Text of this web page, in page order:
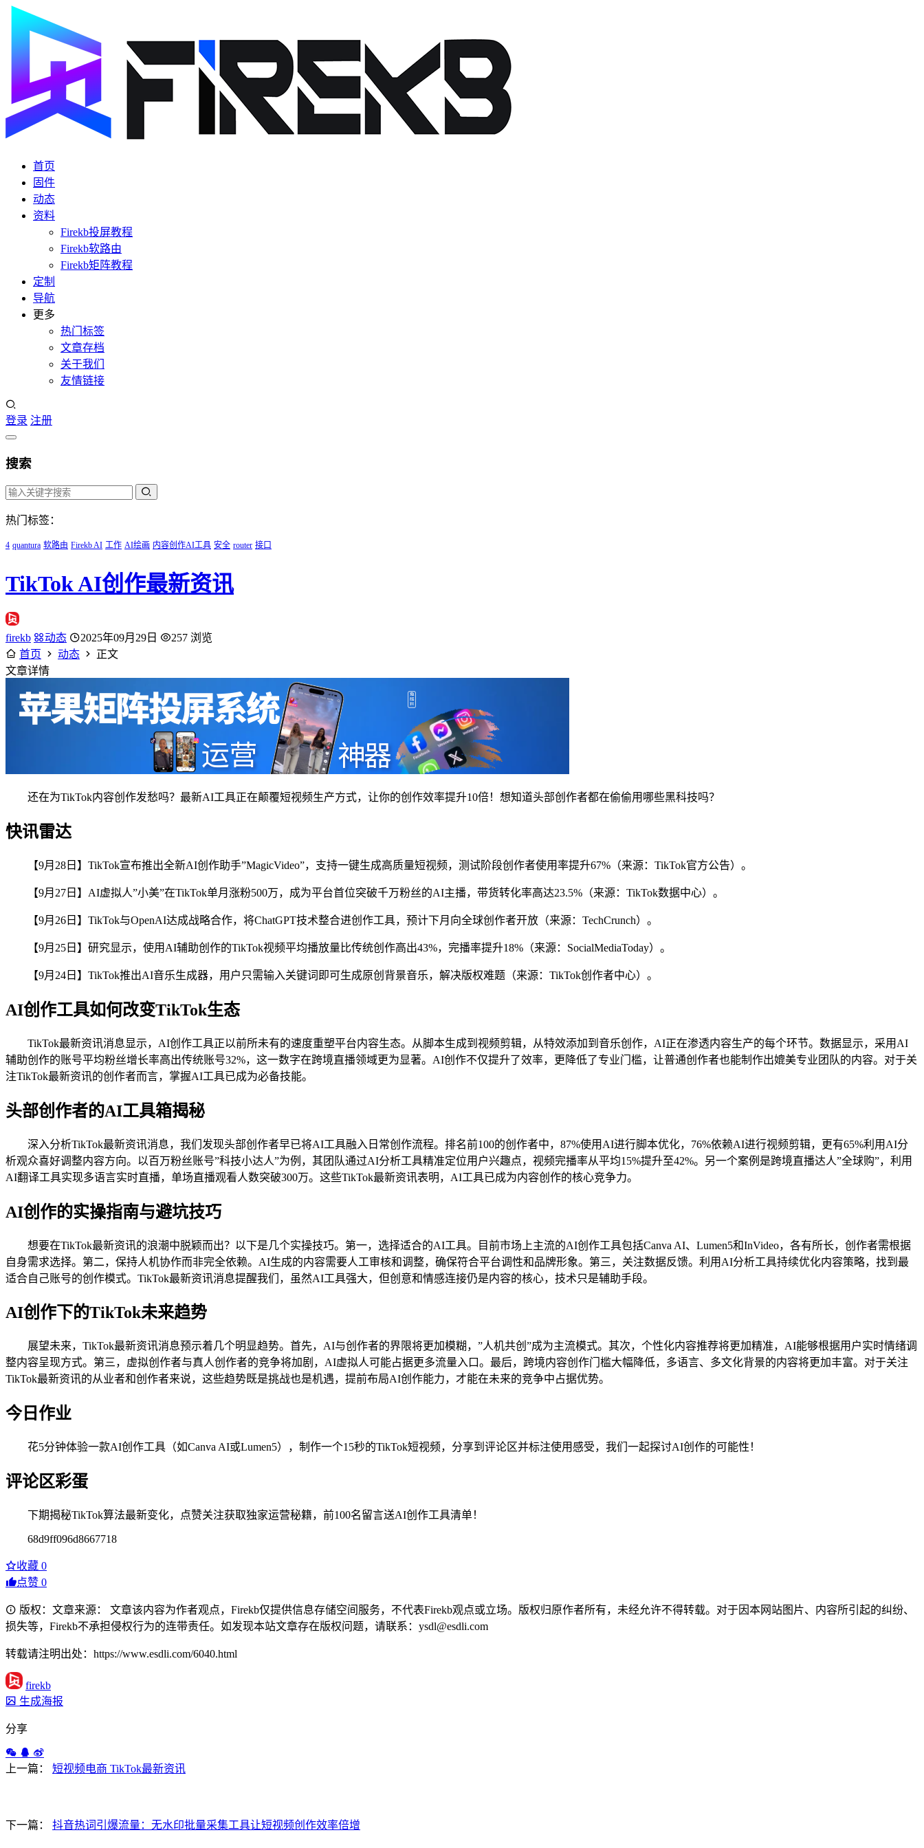
首页
固件
动态
资料
Firekb投屏教程
Firekb软路由
Firekb矩阵教程
定制
导航
更多
热门标签
文章存档
关于我们
友情链接
登录 注册
搜索
热门标签：
4 quantura 软路由 Firekb AI 工作 AI绘画 内容创作AI工具 安全 router 接口
TikTok AI创作最新资讯
firekb 动态 2025年09月29日
257 浏览
首页
动态
正文
文章详情
还在为TikTok内容创作发愁吗？最新AI工具正在颠覆短视频生产方式，让你的创作效率提升10倍！想知道头部创作者都在偷偷用哪些黑科技吗？
快讯雷达
【9月28日】TikTok宣布推出全新AI创作助手”MagicVideo”，支持一键生成高质量短视频，测试阶段创作者使用率提升67%（来源：TikTok官方公告）。
【9月27日】AI虚拟人”小美”在TikTok单月涨粉500万，成为平台首位突破千万粉丝的AI主播，带货转化率高达23.5%（来源：TikTok数据中心）。
【9月26日】TikTok与OpenAI达成战略合作，将ChatGPT技术整合进创作工具，预计下月向全球创作者开放（来源：TechCrunch）。
【9月25日】研究显示，使用AI辅助创作的TikTok视频平均播放量比传统创作高出43%，完播率提升18%（来源：SocialMediaToday）。
【9月24日】TikTok推出AI音乐生成器，用户只需输入关键词即可生成原创背景音乐，解决版权难题（来源：TikTok创作者中心）。
AI创作工具如何改变TikTok生态
TikTok最新资讯消息显示，AI创作工具正以前所未有的速度重塑平台内容生态。从脚本生成到视频剪辑，从特效添加到音乐创作，AI正在渗透内容生产的每个环节。数据显示，采用AI
辅助创作的账号平均粉丝增长率高出传统账号32%，这一数字在跨境直播领域更为显著。AI创作不仅提升了效率，更降低了专业门槛，让普通创作者也能制作出媲美专业团队的内容。对于关
注TikTok最新资讯的创作者而言，掌握AI工具已成为必备技能。
头部创作者的AI工具箱揭秘
深入分析TikTok最新资讯消息，我们发现头部创作者早已将AI工具融入日常创作流程。排名前100的创作者中，87%使用AI进行脚本优化，76%依赖AI进行视频剪辑，更有65%利用AI分
析观众喜好调整内容方向。以百万粉丝账号”科技小达人”为例，其团队通过AI分析工具精准定位用户兴趣点，视频完播率从平均15%提升至42%。另一个案例是跨境直播达人”全球购”，利用
AI翻译工具实现多语言实时直播，单场直播观看人数突破300万。这些TikTok最新资讯表明，AI工具已成为内容创作的核心竞争力。
AI创作的实操指南与避坑技巧
想要在TikTok最新资讯的浪潮中脱颖而出？以下是几个实操技巧。第一，选择适合的AI工具。目前市场上主流的AI创作工具包括Canva AI、Lumen5和InVideo，各有所长，创作者需根据
自身需求选择。第二，保持人机协作而非完全依赖。AI生成的内容需要人工审核和调整，确保符合平台调性和品牌形象。第三，关注数据反馈。利用AI分析工具持续优化内容策略，找到最
适合自己账号的创作模式。TikTok最新资讯消息提醒我们，虽然AI工具强大，但创意和情感连接仍是内容的核心，技术只是辅助手段。
AI创作下的TikTok未来趋势
展望未来，TikTok最新资讯消息预示着几个明显趋势。首先，AI与创作者的界限将更加模糊，”人机共创”成为主流模式。其次，个性化内容推荐将更加精准，AI能够根据用户实时情绪调
整内容呈现方式。第三，虚拟创作者与真人创作者的竞争将加剧，AI虚拟人可能占据更多流量入口。最后，跨境内容创作门槛大幅降低，多语言、多文化背景的内容将更加丰富。对于关注
TikTok最新资讯的从业者和创作者来说，这些趋势既是挑战也是机遇，提前布局AI创作能力，才能在未来的竞争中占据优势。
今日作业
花5分钟体验一款AI创作工具（如Canva AI或Lumen5），制作一个15秒的TikTok短视频，分享到评论区并标注使用感受，我们一起探讨AI创作的可能性！
评论区彩蛋
下期揭秘TikTok算法最新变化，点赞关注获取独家运营秘籍，前100名留言送AI创作工具清单！
68d9ff096d8667718
收藏 0
点赞 0
版权：文章来源： 文章该内容为作者观点，Firekb仅提供信息存储空间服务，不代表Firekb观点或立场。版权归原作者所有，未经允许不得转载。对于因本网站图片、内容所引起的纠纷、
损失等，Firekb不承担侵权行为的连带责任。如发现本站文章存在版权问题，请联系：ysdl@esdli.com
转载请注明出处：https://www.esdli.com/6040.html
firekb
生成海报
分享
上一篇： 短视频电商 TikTok最新资讯
下一篇： 抖音热词引爆流量：无水印批量采集工具让短视频创作效率倍增